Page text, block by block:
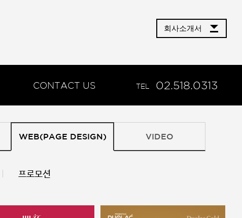
회사소개서
CONTACT US TEL 02.518.0313
WEB(PAGE DESIGN) VIDEO
프로모션